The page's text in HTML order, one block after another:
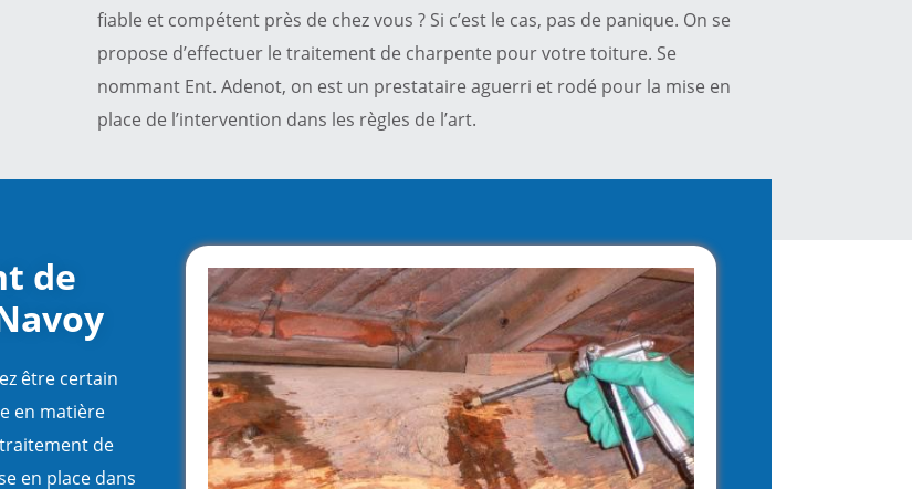
fiable et compétent près de chez vous ? Si c’est le cas, pas de panique. On se
propose d’effectuer le traitement de charpente pour votre toiture. Se
nommant Ent. Adenot, on est un prestataire aguerri et rodé pour la mise en
place de l’intervention dans les règles de l’art.
de
être certain
en matière
de
en place dans